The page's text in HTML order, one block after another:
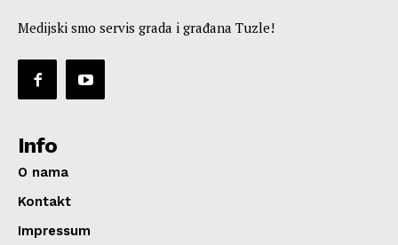
Medijski smo servis grada i građana Tuzle!
Info
O nama
Kontakt
Impressum